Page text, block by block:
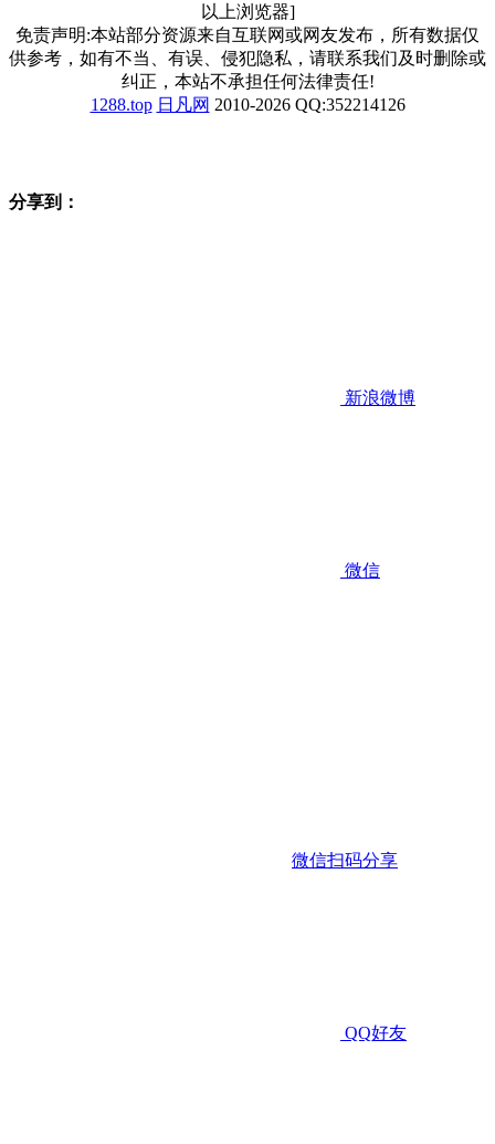
以上浏览器]
免责声明:本站部分资源来自互联网或网友发布，所有数据仅
供参考，如有不当、有误、侵犯隐私，请联系我们及时删除或
纠正，本站不承担任何法律责任!
1288.top 日凡网 2010-2026 QQ:352214126
分享到：
新浪微博
微信
微信扫码分享
QQ好友